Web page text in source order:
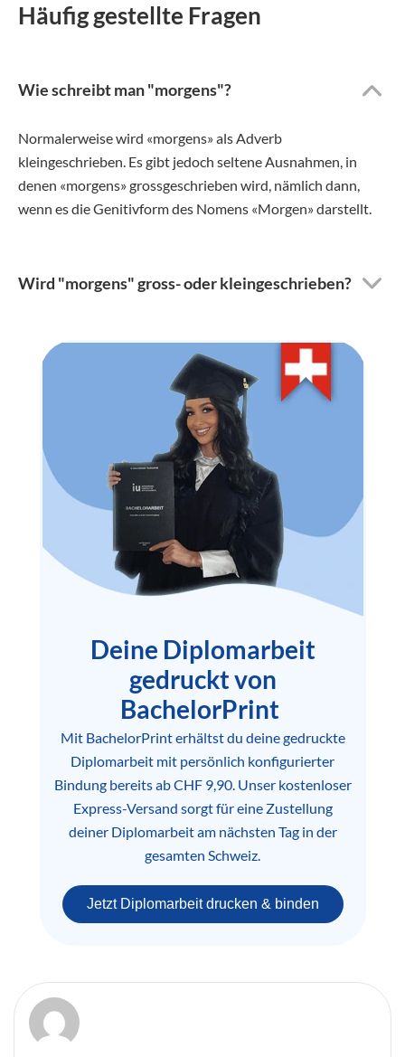
Häufig gestellte Fragen
Wie schreibt man "morgens"?
Normalerweise wird «morgens» als Adverb
kleingeschrieben. Es gibt jedoch seltene Ausnahmen, in
denen «morgens» grossgeschrieben wird, nämlich dann,
wenn es die Genitivform des Nomens «Morgen» darstellt.
Wird "morgens" gross- oder kleingeschrieben?
Deine Diplomarbeit
gedruckt von
BachelorPrint
Mit BachelorPrint erhältst du deine gedruckte
Diplomarbeit mit persönlich konfigurierter
Bindung bereits ab CHF 9,90. Unser kostenloser
Express-Versand sorgt für eine Zustellung
deiner Diplomarbeit am nächsten Tag in der
gesamten Schweiz.
Jetzt Diplomarbeit drucken & binden